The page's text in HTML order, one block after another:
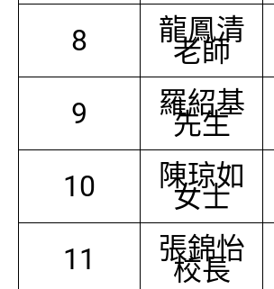
8 龍鳳清
老師
9 羅紹基
先生
10 陳琼如
女士
11 張錦怡
校長